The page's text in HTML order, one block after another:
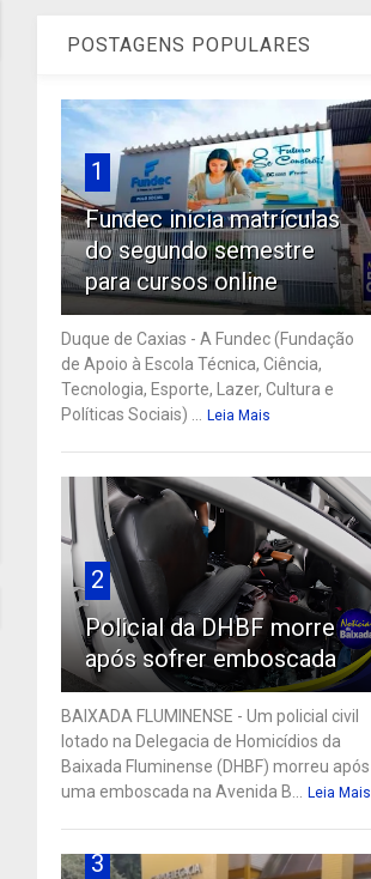
POSTAGENS POPULARES
1
Fundec inicia matrículas
do segundo semestre
para cursos online
Duque de Caxias - A Fundec (Fundação
de Apoio à Escola Técnica, Ciência,
Tecnologia, Esporte, Lazer, Cultura e
Políticas Sociais) ...
Leia Mais
2
Policial da DHBF morre
após sofrer emboscada
BAIXADA FLUMINENSE - Um policial civil
lotado na Delegacia de Homicídios da
Baixada Fluminense (DHBF) morreu após
uma emboscada na Avenida B...
Leia Mais
3